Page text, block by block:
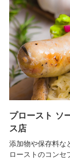
プロースト ソ
ス店
添加物や保存料な
ローストのコンセ